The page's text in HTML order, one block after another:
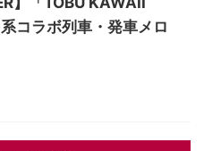
コラボ列車・発車メロ